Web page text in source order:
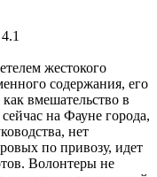
жестокого
содержания, его
вмешательство в
на Фауне города,
нет
по привозу, идет
Волонтеры не